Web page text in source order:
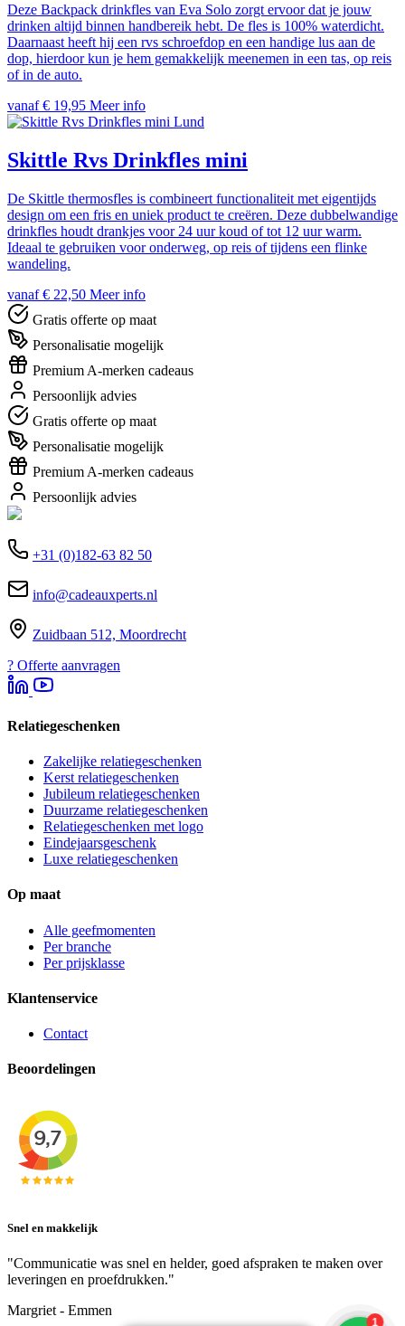
Deze Backpack drinkfles van Eva Solo zorgt ervoor dat je jouw
drinken altijd binnen handbereik hebt. De fles is 100% waterdicht.
Daarnaast heeft hij een rvs schroefdop en een handige lus aan de
dop, hierdoor kun je hem gemakkelijk meenemen in een tas, op reis
of in de auto.
vanaf € 19,95 Meer info
Lund
Skittle Rvs Drinkfles mini
De Skittle thermosfles is combineert functionaliteit met eigentijds
design om een fris en uniek product te creëren. Deze dubbelwandige
drinkfles houdt drankjes voor 24 uur koud of tot 12 uur warm.
Ideaal te gebruiken voor onderweg, op reis of tijdens een flinke
wandeling.
vanaf € 22,50 Meer info
Gratis offerte op maat
Personalisatie mogelijk
Premium A-merken cadeaus
Persoonlijk advies
Gratis offerte op maat
Personalisatie mogelijk
Premium A-merken cadeaus
Persoonlijk advies
+31 (0)182-63 82 50
info@cadeauxperts.nl
Zuidbaan 512, Moordrecht
? Offerte aanvragen
Relatiegeschenken
Zakelijke relatiegeschenken
Kerst relatiegeschenken
Jubileum relatiegeschenken
Duurzame relatiegeschenken
Relatiegeschenken met logo
Eindejaarsgeschenk
Luxe relatiegeschenken
Op maat
Alle geefmomenten
Per branche
Per prijsklasse
Klantenservice
Contact
Beoordelingen
Snel en makkelijk
"Communicatie was snel en helder, goed afspraken te maken over
leveringen en proefdrukken."
Margriet - Emmen